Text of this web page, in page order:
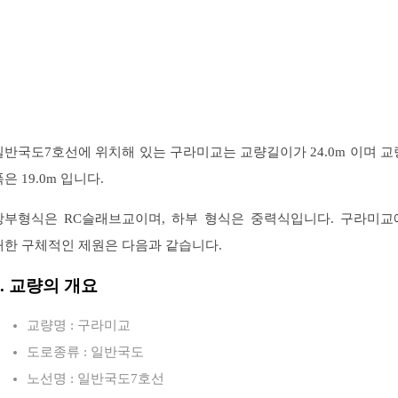
반국도7호선에 위치해 있는 구라미교는 교량길이가 24.0m 이며 교
은 19.0m 입니다.
부형식은 RC슬래브교이며, 하부 형식은 중력식입니다. 구라미교
한 구체적인 제원은 다음과 같습니다.
교량의 개요
교량명 : 구라미교
도로종류 : 일반국도
노선명 : 일반국도7호선